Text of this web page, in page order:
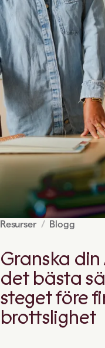
Resurser Blogg
Granska
det bästa
steget före
brottslighet